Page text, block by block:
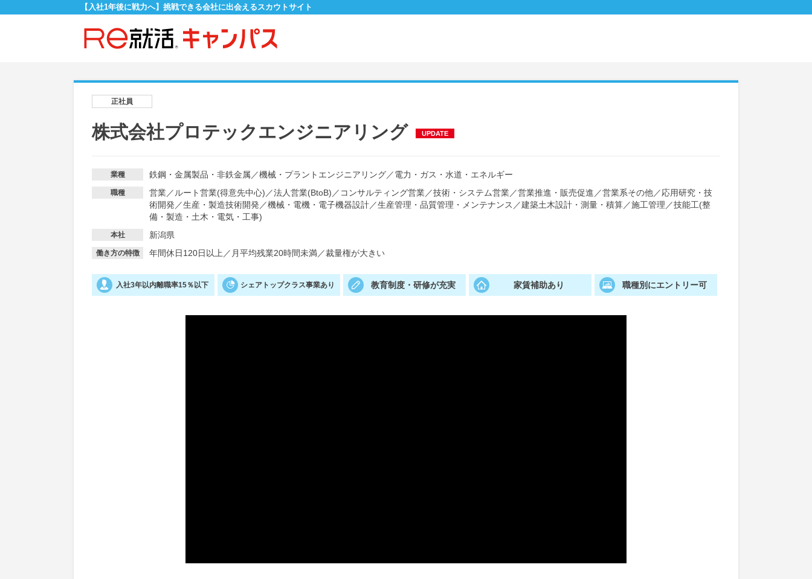
【入社1年後に戦力へ】挑戦できる会社に出会えるスカウトサイト
正社員
株式会社プロテックエンジニアリング UPDATE
業種 鉄鋼・金属製品・非鉄金属 ／機械・プラントエンジニアリング／電力・ガス・水道・エネルギー
職種 営業／ ルート営業(得意先中心) ／法人営業(BtoB) ／ コンサルティング営業／技術・システム営業／営業推進・販売促進 ／営業系その他／応用研究・技
術開発 ／生産・製造技術開発 ／機械・電機・電子機器設計／生産管理・品質管理・メンテナンス ／建築土木設計・測量・積算／施工管理 ／技能工(整
備・製造・土木・電気・工事)
本社 新潟県
働き方の特徴 年間休日120日以上 ／ 月平均残業20時間未満／裁量権が大きい
入社3年以内離職率15％以下 シェアトップクラス事業あり 教育制度・研修が充実 家賃補助あり 職種別にエントリー可